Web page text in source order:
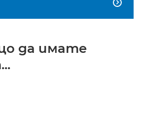

да имате